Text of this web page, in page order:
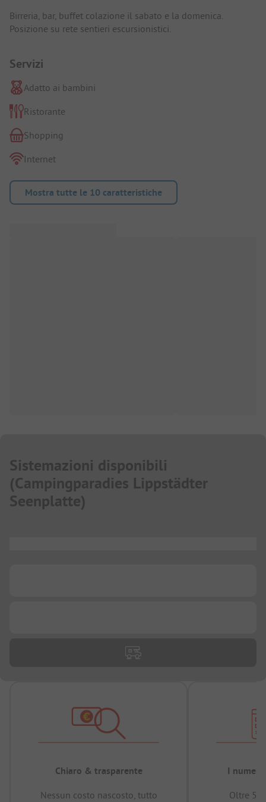
Birreria, bar, buffet colazione il sabato e la domenica.
Posizione su rete sentieri escursionistici.
Servizi
Adatto ai bambini
Ristorante
Shopping
Internet
Mostra tutte le 10 caratteristiche
Sistemazioni disponibili
(Campingparadies Lippstädter
Seenplatte)
Chiaro & trasparente
Nessun costo nascosto, tutto
I numeri
Oltre